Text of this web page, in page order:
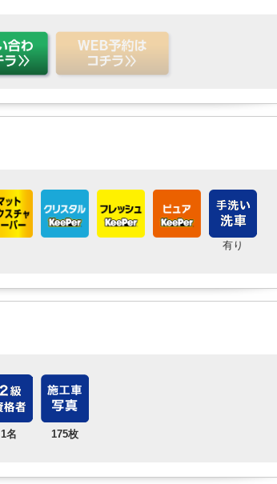
有り
1名 175枚